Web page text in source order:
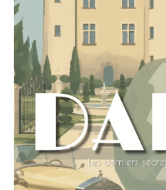
L'enquete :
Des années après la mort